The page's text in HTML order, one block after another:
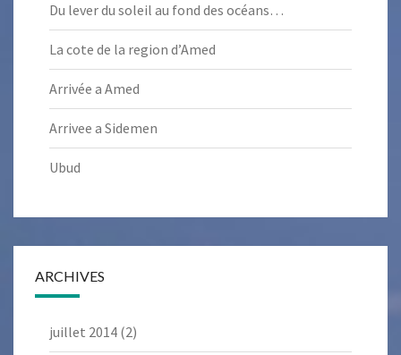
Du lever du soleil au fond des océans…
La cote de la region d’Amed
Arrivée a Amed
Arrivee a Sidemen
Ubud
ARCHIVES
juillet 2014 (2)